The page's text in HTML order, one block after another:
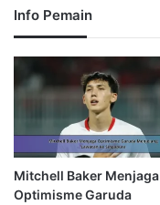
Info Pemain
Mitchell Baker Menjaga
Optimisme Garuda